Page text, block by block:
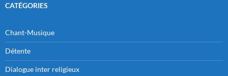
CATÉGORIES
Chant-Musique
Détente
Dialogue inter religieux